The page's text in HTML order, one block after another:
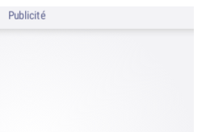
Publicité